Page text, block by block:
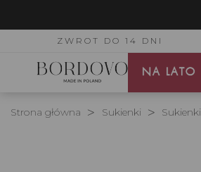
ZWROT DO 14 DNI
NA LATO
Strona główna Sukienki